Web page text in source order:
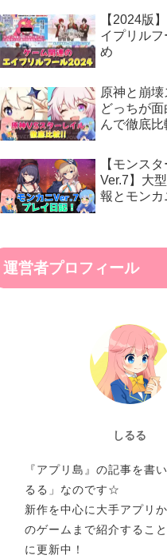
【2024版
イプリルフ
め
原神と崩
どっちが
んで徹底比
【モンス
Ver.7】大
報とモン
運営者プロフィール
しるる
『アプリ島』の記事を書
るる」なのです☆
新作を中心に大手アプリ
のゲームまで紹介するこ
に更新中！